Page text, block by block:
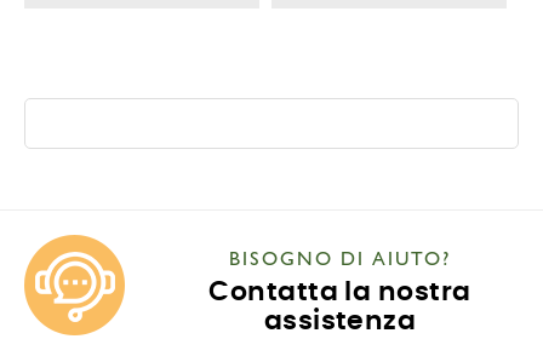
BISOGNO DI AIUTO?
Contatta la nostra
assistenza